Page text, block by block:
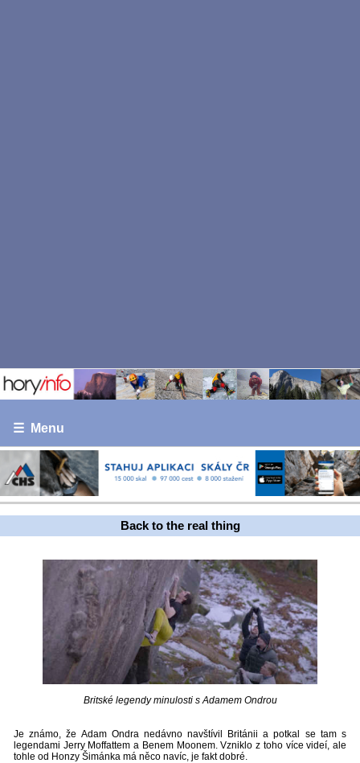
☰ Menu
Back to the real thing
Britské legendy minulosti s Adamem Ondrou
Je známo, že Adam Ondra nedávno navštívil Británii a potkal se tam s
legendami Jerry Moffattem a Benem Moonem. Vzniklo z toho více videí, ale
tohle od Honzy Šimánka má něco navíc, je fakt dobré.